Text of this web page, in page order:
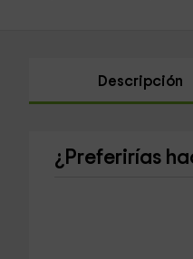
Descripción
¿Preferirías